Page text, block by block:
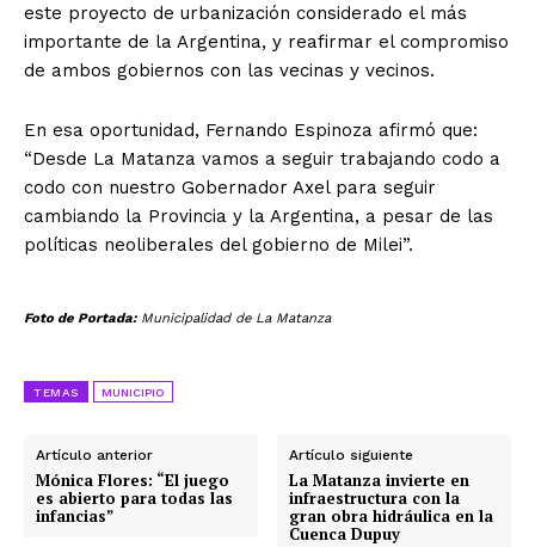
este proyecto de urbanización considerado el más
importante de la Argentina, y reafirmar el compromiso
de ambos gobiernos con las vecinas y vecinos.
En esa oportunidad, Fernando Espinoza afirmó que:
“Desde La Matanza vamos a seguir trabajando codo a
codo con nuestro Gobernador Axel para seguir
cambiando la Provincia y la Argentina, a pesar de las
políticas neoliberales del gobierno de Milei”.
Foto de Portada:Municipalidad de La Matanza
TEMAS MUNICIPIO
Artículo anterior
Mónica Flores: “El juego
es abierto para todas las
infancias”
Artículo siguiente
La Matanza invierte en
infraestructura con la
gran obra hidráulica en la
Cuenca Dupuy